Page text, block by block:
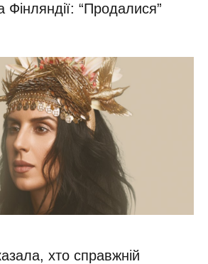
Фінляндії: “Продалися”
хто справжній